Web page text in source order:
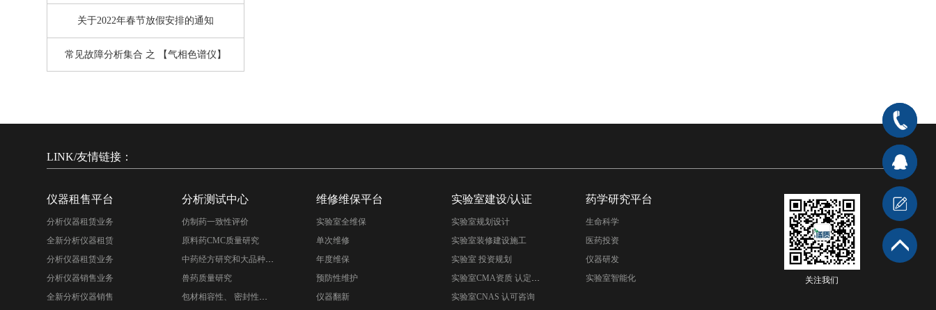
关于2022年春节放假安排的通知
常见故障分析集合 之 【气相色谱仪】
LINK/友情链接：
仪器租售平台
分析仪器租赁业务
全新分析仪器租赁
分析仪器租赁业务
分析仪器销售业务
全新分析仪器销售
分析测试中心
仿制药一致性评价
原料药CMC质量研究
中药经方研究和大品种二次开发
兽药质量研究
包材相容性、 密封性研究
维修维保平台
实验室全维保
单次维修
年度维保
预防性维护
仪器翻新
实验室建设/认证
实验室规划设计
实验室装修建设施工
实验室 投资规划
实验室CMA资质 认定咨询
实验室CNAS 认可咨询
药学研究平台
生命科学
医药投资
仪器研发
实验室智能化
关注我们
400-
666-
7176
在线客
服1 在
线客服2